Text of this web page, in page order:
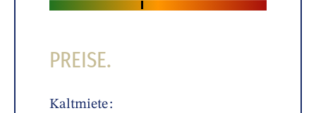
PREISE.
Kaltmiete